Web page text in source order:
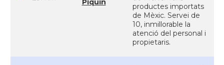
Piquín
productes importats
de Mèxic. Servei de
10, inmillorable la
atenció del personal i
propietaris.